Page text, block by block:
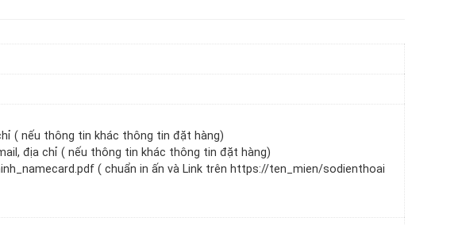
( nếu thông tin khác thông tin đặt hàng)
địa chỉ ( nếu thông tin khác thông tin đặt hàng)
( chuẩn in ấn và Link trên https://ten_mien/sodienthoai